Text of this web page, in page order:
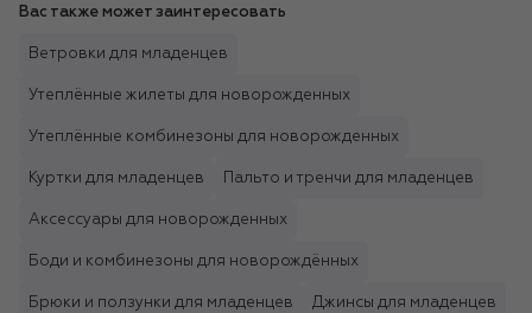
Вас также может заинтересовать
Ветровки для младенцев
Утеплённые жилеты для новорожденных
Утеплённые комбинезоны для новорожденных
Куртки для младенцев Пальто и тренчи для младенцев
Аксессуары для новорожденных
Боди и комбинезоны для новорождённых
Брюки и ползунки для младенцев Джинсы для младенцев